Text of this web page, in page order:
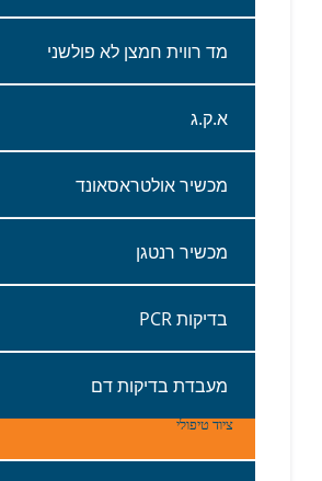
מד‭ ‬רווית‭ ‬חמצן‭ ‬לא‭ ‬פולשני‭ ‬
א‭.‬ק‭.‬ג
מכשיר‭ ‬אולטראסאונד
מכשיר‭ ‬רנטגן
בדיקות ‭ ‬ PCR
מעבדת‭ ‬בדיקות‭ ‬דם
ציוד טיפולי